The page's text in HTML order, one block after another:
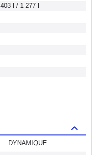
403 l / 1 277 l
DYNAMIQUE